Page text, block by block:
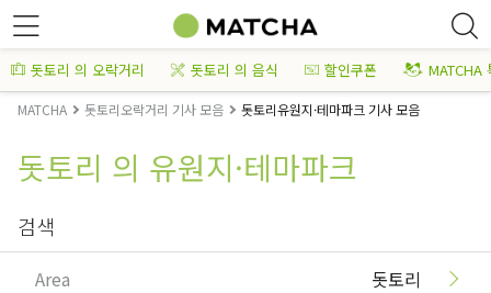
돗토리 의 오락거리 돗토리 의 음식 할인쿠폰 MATCHA
MATCHA 돗토리오락거리 기사 모음 돗토리유원지·테마파크 기사 모음
돗토리 의 유원지·테마파크
검색
Area 돗토리